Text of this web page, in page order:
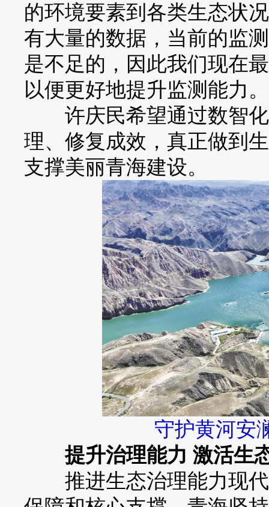
的环境要素到各类生态状
有大量的数据，当前的监
是不足的，因此我们现在
以便更好地提升监测能力
许庆民希望通过数智化
理、修复成效，真正做到
支撑美丽青海建设。
守护黄河安
提升治理能力 激活生
推进生态治理能力现代